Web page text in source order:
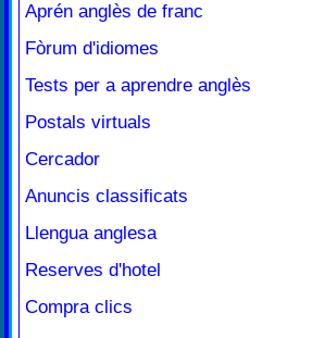
Aprén anglès de franc
Fòrum d'idiomes
Tests per a aprendre anglès
Postals virtuals
Cercador
Anuncis classificats
Llengua anglesa
Reserves d'hotel
Compra clics